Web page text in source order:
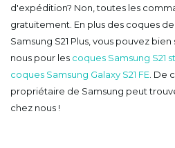
d'expédition? Non, toutes les
gratuitement. En plus des coques
Samsung S21 Plus, vous pouvez
nous pour les coques Samsung S21
coques Samsung Galaxy S21 FE . De
propriétaire de Samsung peut
chez nous !